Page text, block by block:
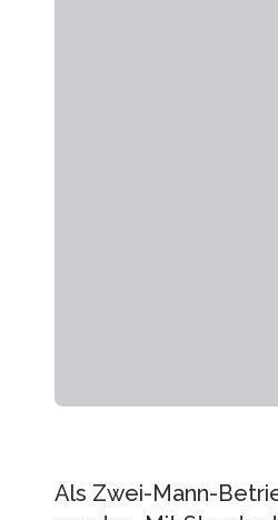
Als Zwei-Mann-